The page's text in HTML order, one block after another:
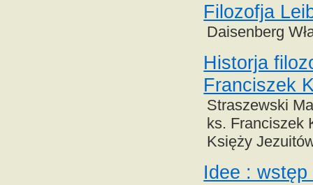
Filozofja
Daisenberg
Historja
Franciszek
Straszewski
ks. Franciszek
Księży
Idee : wstęp